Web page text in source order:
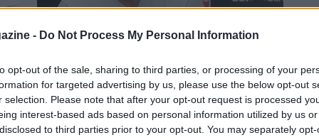
- Do Not Process My Personal Information
opt-out of the sale, sharing to third parties, or processing of your
for targeted advertising by us, please use the below opt-out
selection. Please note that after your opt-out request is processed
interest-based ads based on personal information utilized by us
to third parties prior to your opt-out. You may separately
Marco Belinelli: “L’Eurolega mi
manca”
Le dichiarazioni del cestista della Virtus Bologna.
Redazione Sport Magazine · 18 Nov 2021